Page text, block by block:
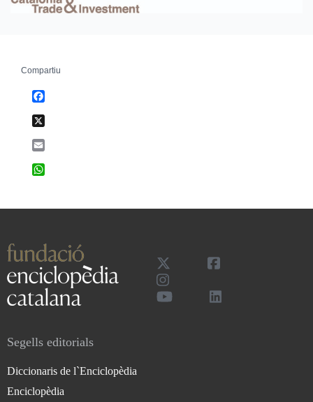
Compartiu
Segells editorials
Diccionaris de l`Enciclopèdia
Enciclopèdia